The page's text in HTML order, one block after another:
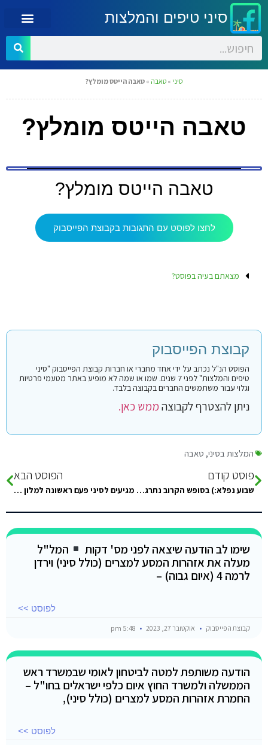
סיני טיפים והמלצות
סיני » טאבה » טאבה הייטס מומלץ?
טאבה הייטס מומלץ?
טאבה הייטס מומלץ?
לחצו לפוסט עם התגובות בקבוצת הפייסבוק
מצאתם בעיה בפוסט?
קבוצת הפייסבוק
הפוסט הנ"ל נכתב על ידי אחד מחברי או חברות קבוצת הפייסבוק "סיני
טיפים והמלצות" לפני 7 שנים. שמו או שמה לא מופיע באתר מטעמי פרטיות
וגלוי עבור משתמשים החברים בקבוצה בלבד.
ניתן להצטרף לקבוצהממש כאן.
המלצות בסיני, טאבה
פוסט קודם
שבוע נפלא:) בסופש הקרוב נתרגל יוגה בסיני, עוד אפשר להרשם.
הפוסט הבא
מגיעים לסיני פעם ראשונה למלון נלסון הילטון לשעבר ביום חמישי הקרוב, 30.5, מספר שאלות קיטבג, אודה לעונים: – האם צריך להודיע…
שימו לב הודעה שיצאה לפני מס' דקות
המל"ל
מעלה את אזהרות המסע למצרים (כולל סיני) וירדן
לרמה 4 (איום גבוה) –
לפוסט >>
קבוצת הפייסבוק אוקטובר 27, 2023
הודעה משותפת למטה לביטחון לאומי שבמשרד ראש
הממשלה ולמשרד החוץ איום כלפי ישראלים בחו"ל –
החמרת אזהרות המסע למצרים (כולל סיני),
לפוסט >>